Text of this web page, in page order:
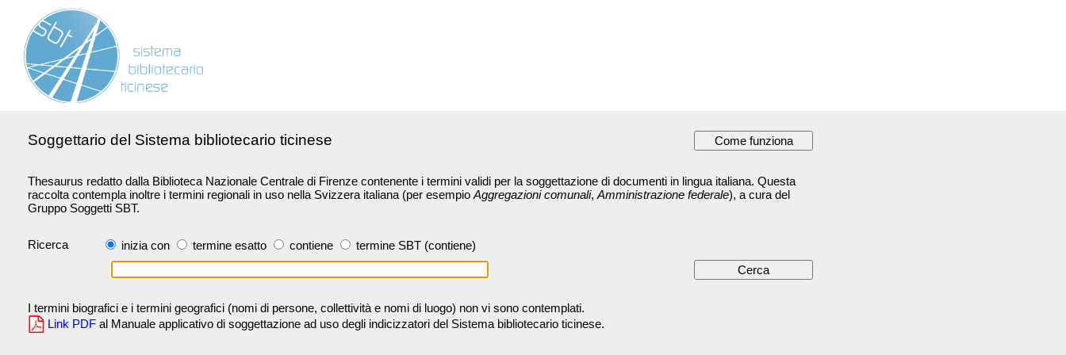
Soggettario del Sistema bibliotecario ticinese
Thesaurus redatto dalla Biblioteca Nazionale Centrale di Firenze contenente i termini validi per la soggettazione di documenti in lingua italiana. Questa
raccolta contempla inoltre i termini regionali in uso nella Svizzera italiana (per esempio Aggregazioni comunali, Amministrazione federale), a cura del
Gruppo Soggetti SBT.
Ricerca inizia con termine esatto contiene termine SBT (contiene)
I termini biografici e i termini geografici (nomi di persone, collettività e nomi di luogo) non vi sono contemplati.
Link PDF al Manuale applicativo di soggettazione ad uso degli indicizzatori del Sistema bibliotecario ticinese.